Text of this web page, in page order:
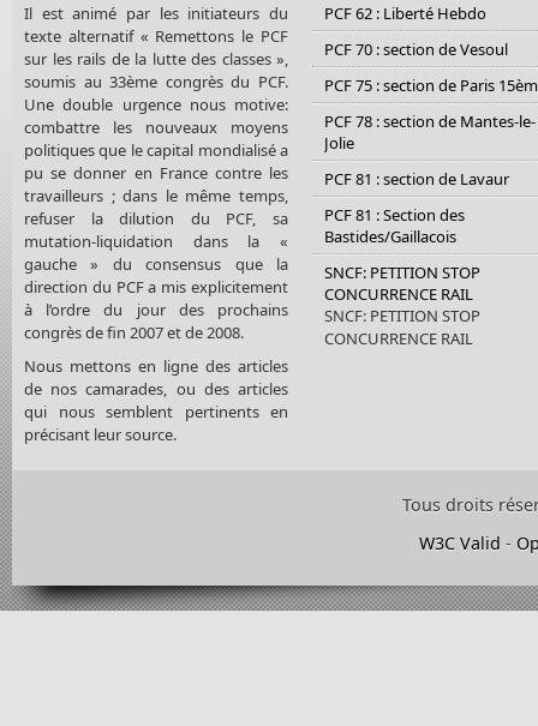
Il est animé par les initiateurs du
texte alternatif « Remettons le PCF
sur les rails de la lutte des classes »,
soumis au 33ème congrès du PCF.
Une double urgence nous motive:
combattre les nouveaux moyens
politiques que le capital mondialisé a
pu se donner en France contre les
travailleurs ; dans le même temps,
refuser la dilution du PCF, sa
mutation-liquidation dans la «
gauche » du consensus que la
direction du PCF a mis explicitement
à l’ordre du jour des prochains
congrès de fin 2007 et de 2008.
Nous mettons en ligne des articles
de nos camarades, ou des articles
qui nous semblent pertinents en
précisant leur source.
PCF 62 : Liberté Hebdo
PCF 70 : section de Vesoul
PCF 75 : section de Paris
PCF 78 : section de Mantes-le-
Jolie
PCF 81 : section de Lavaur
PCF 81 : Section des
Bastides/Gaillacois
SNCF: PETITION STOP
CONCURRENCE RAIL
SNCF: PETITION STOP
CONCURRENCE RAIL
Tous droits
W3C Valid -